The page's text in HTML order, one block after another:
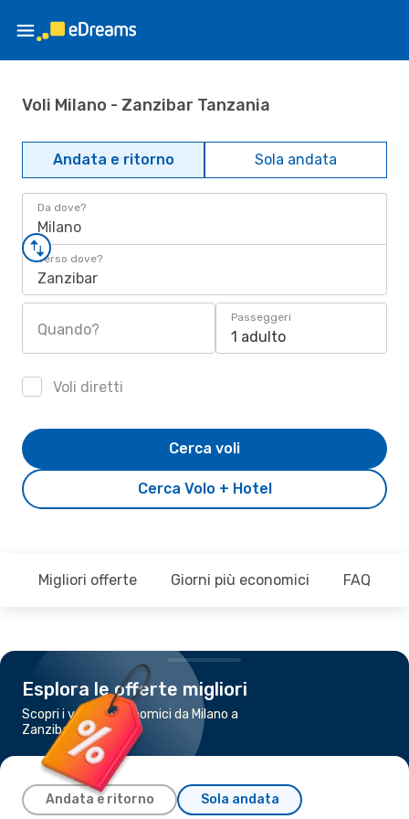
Voli Milano - Zanzibar Tanzania
Andata e ritorno Sola andata
Da dove?
Milano
Verso dove?
Zanzibar
Quando?
Passeggeri
1 adulto
Voli diretti
Cerca Volo + Hotel
Cerca voli
Migliori offerte Giorni più economici FAQ
Esplora le offerte migliori
Scopri i voli più economici da Milano a
Zanzibar
Andata e ritorno Sola andata